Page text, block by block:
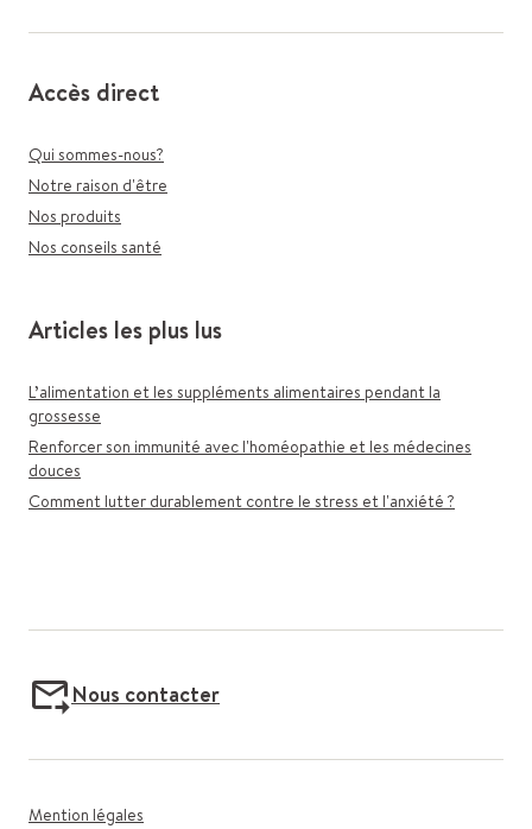
Accès direct
Qui sommes-nous?
Notre raison d'être
Nos produits
Nos conseils santé
Articles les plus lus
L’alimentation et les suppléments alimentaires pendant la
grossesse
Renforcer son immunité avec l'homéopathie et les médecines
douces
Comment lutter durablement contre le stress et l'anxiété ?
Nous contacter
Mention légales